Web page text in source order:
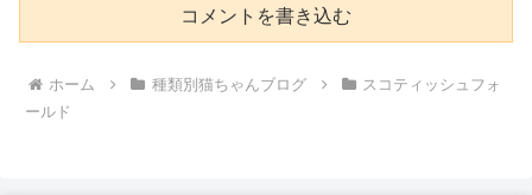
コメントを書き込む
ホーム 種類別猫ちゃんブログ
スコティッシュフォ
ールド